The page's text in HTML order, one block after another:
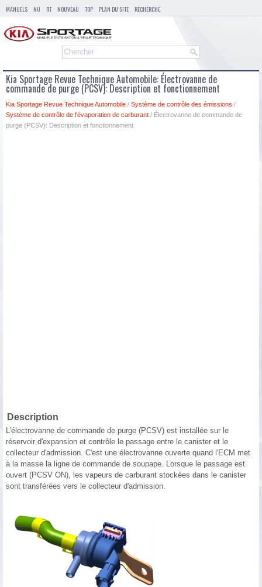
MANUELS NU RT NOUVEAU TOP PLAN DU SITE RECHERCHE
Kia Sportage Revue Technique Automobile: Électrovanne de
commande de purge (PCSV): Description et fonctionnement
Kia Sportage Revue Technique Automobile / Système de contrôle des émissions /
Système de contrôle de l′évaporation de carburant / Électrovanne de commande de
purge (PCSV): Description et fonctionnement
Description
L'électrovanne de commande de purge (PCSV) est installée sur le
réservoir d'expansion et contrôle le passage entre le canister et le
collecteur d'admission. C'est une électrovanne ouverte quand l'ECM met
à la masse la ligne de commande de soupape. Lorsque le passage est
ouvert (PCSV ON), les vapeurs de carburant stockées dans le canister
sont transférées vers le collecteur d'admission.